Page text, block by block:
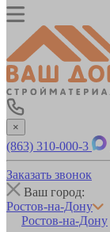
×
(863) 310-000-3
Заказать звонок
Ваш город:
Ростов-на-Дону
Ростов-на-Дону